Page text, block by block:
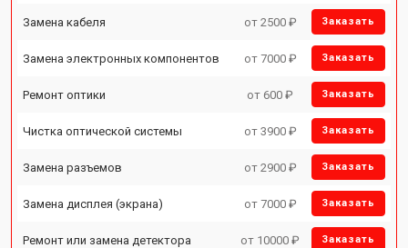
Замена кабеля от 2500 ₽ Заказать
Замена электронных компонентов от 7000 ₽ Заказать
Ремонт оптики от 600 ₽ Заказать
Чистка оптической системы от 3900 ₽ Заказать
Замена разъемов от 2900 ₽ Заказать
Замена дисплея (экрана) от 7000 ₽ Заказать
Ремонт или замена детектора от 10000 ₽ Заказать